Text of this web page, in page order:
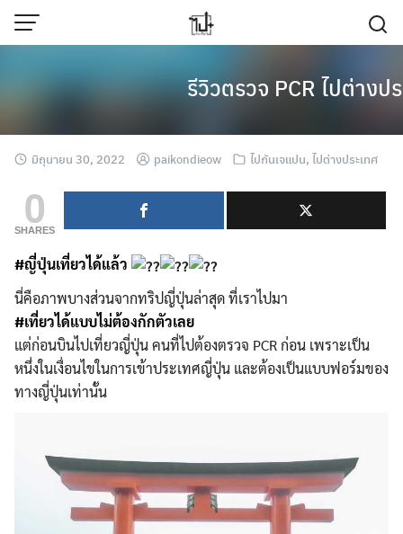
Skip
รีวิวตรวจ PCR ไปต่างป
มิถุนายน 30, 2022 paikondieow ไปกันเจแปน, ไปต่างประเทศ
0
SHARES
#ญี่ปุ่นเที่ยวได้แล้ว
นี่คือภาพบางส่วนจากทริปญี่ปุ่นล่าสุด ที่เราไปมา
#เที่ยวได้แบบไม่ต้องกักตัวเลย
แต่ก่อนบินไปเที่ยวญี่ปุ่น คนที่ไปต้องตรวจ PCR ก่อน เพราะเป็น
หนึ่งในเงื่อนไขในการเข้าประเทศญี่ปุ่น และต้องเป็นแบบฟอร์มของ
ทางญี่ปุ่นเท่านั้น